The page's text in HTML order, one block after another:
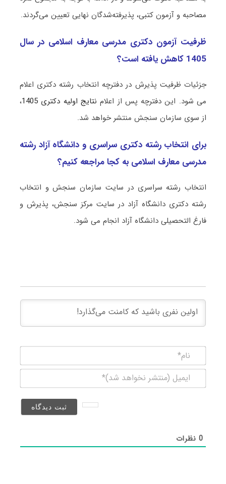
مصاحبه و آزمون کتبی، پذیرفته‌شدگان نهایی تعیین می‌گردند.
ظرفیت آزمون دکتری ﻣﺪرسی ﻣﻌﺎرف اﺳﻼمی در سال
1405 کاهش یافته است؟
جزئیات ظرفیت پذیرش در دفترچه انتخاب رشته دکتری اعلام
می شود. این دفترچه پس از اعلام نتایج اولیه دکتری 1405
،
از سوی سازمان سنجش منتشر خواهد شد.
برای انتخاب رشته دکتری سراسری و دانشگاه آزاد رشته
ﻣﺪرسی ﻣﻌﺎرف اﺳﻼمی به کجا مراجعه کنیم؟
انتخاب رشته سراسری در سایت سازمان سنجش و انتخاب
رشته دکتری دانشگاه آزاد در سایت مرکز سنجش، پذیرش و
فارغ التحصیلی دانشگاه آزاد انجام می شود.
(منتشر
0نظرات